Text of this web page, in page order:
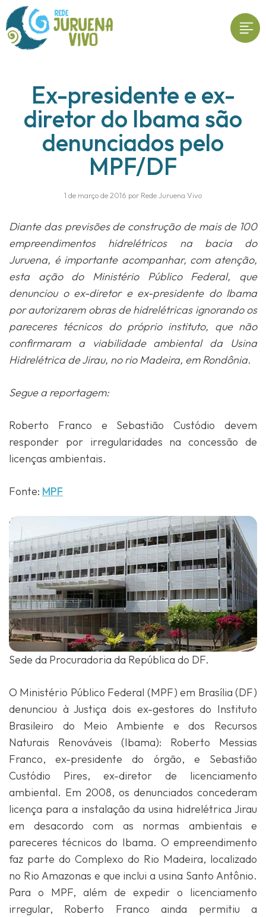
Ex-presidente e ex-
diretor do Ibama são
denunciados pelo
MPF/DF
1 de março de 2016 por Rede Juruena Vivo
Diante das previsões de construção de mais de 100
empreendimentos hidrelétricos na bacia do
Juruena, é importante acompanhar, com atenção,
esta ação do Ministério Público Federal, que
denunciou o ex-diretor e ex-presidente do Ibama
por autorizarem obras de hidrelétricas ignorando os
pareceres técnicos do próprio instituto, que não
confirmaram a viabilidade ambiental da Usina
Hidrelétrica de Jirau, no rio Madeira, em Rondônia.
Segue a reportagem:
Roberto Franco e Sebastião Custódio devem
responder por irregularidades na concessão de
licenças ambientais.
Fonte: MPF
Sede da Procuradoria da República do DF.
O Ministério Público Federal (MPF) em Brasília (DF)
denunciou à Justiça dois ex-gestores do Instituto
Brasileiro do Meio Ambiente e dos Recursos
Naturais Renováveis (Ibama): Roberto Messias
Franco, ex-presidente do órgão, e Sebastião
Custódio Pires, ex-diretor de licenciamento
ambiental. Em 2008, os denunciados concederam
licença para a instalação da usina hidrelétrica Jirau
em desacordo com as normas ambientais e
pareceres técnicos do Ibama. O empreendimento
faz parte do Complexo do Rio Madeira, localizado
no Rio Amazonas e que inclui a usina Santo Antônio.
Para o MPF, além de expedir o licenciamento
irregular, Roberto Franco ainda permitiu a